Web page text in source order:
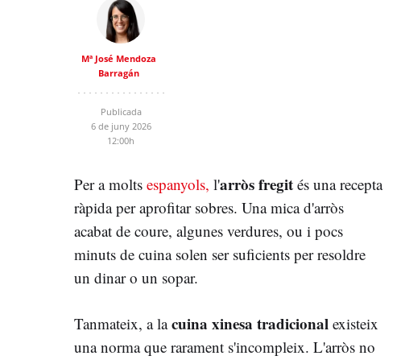
Mª José Mendoza
Barragán
Publicada
6 de juny 2026
12:00h
Per a molts espanyols, l'arròs fregit és una recepta
ràpida per aprofitar sobres. Una mica d'arròs
acabat de coure, algunes verdures, ou i pocs
minuts de cuina solen ser suficients per resoldre
un dinar o un sopar.
Tanmateix, a lacuina xinesa tradicional existeix
una norma que rarament s'incompleix. L'arròs no